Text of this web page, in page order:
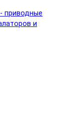
приводные
и